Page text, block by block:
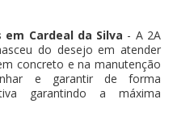
Cardeal da Silva - A 2A
do desejo em atender
concreto e na manutenção
e garantir de forma
garantindo a máxima